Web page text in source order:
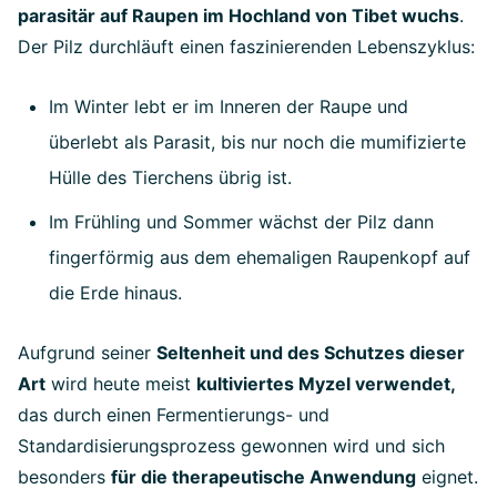
parasitär auf Raupen im Hochland von Tibet wuchs.
Der Pilz durchläuft einen faszinierenden Lebenszyklus:
Im Winter lebt er im Inneren der Raupe und
überlebt als Parasit, bis nur noch die mumifizierte
Hülle des Tierchens übrig ist.
Im Frühling und Sommer wächst der Pilz dann
fingerförmig aus dem ehemaligen Raupenkopf auf
die Erde hinaus.
Aufgrund seiner Seltenheit und des Schutzes dieser
Art wird heute meist kultiviertes Myzel verwendet,
das durch einen Fermentierungs- und
Standardisierungsprozess gewonnen wird und sich
besonders für die therapeutische Anwendung eignet.